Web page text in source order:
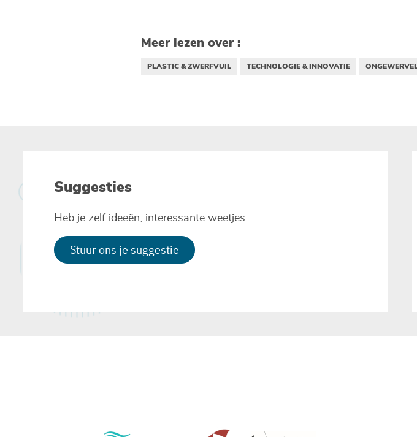
Meer lezen over :
PLASTIC & ZWERFVUIL TECHNOLOGIE & INNOVATIE
Suggesties
Heb je zelf ideeën, interessante weetjes ...
Stuur ons je suggestie